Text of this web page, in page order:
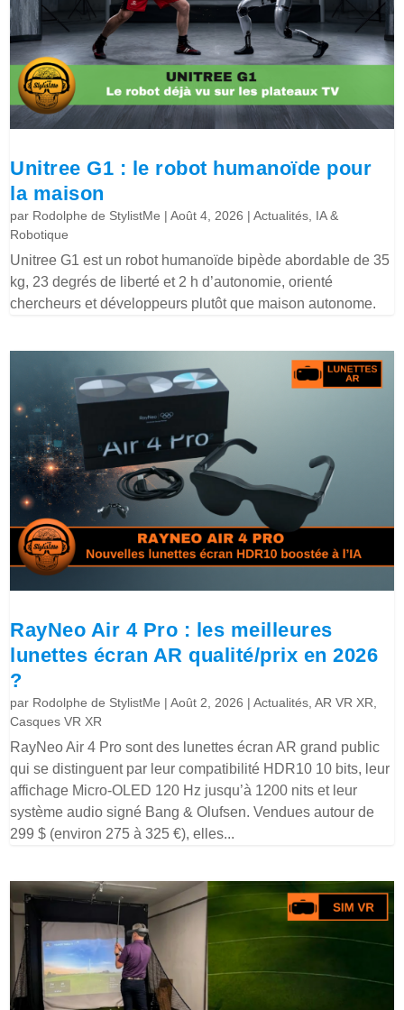
Unitree G1 : le robot humanoïde pour
la maison
par Rodolphe de StylistMe |Août 4, 2026 |Actualités IA &
Robotique
Unitree G1 est un robot humanoïde bipède abordable de 35
kg, 23 degrés de liberté et 2 h d’autonomie, orienté
chercheurs et développeurs plutôt que maison autonome.
RayNeo Air 4 Pro : les meilleures
lunettes écran AR qualité/prix en 2026
?
par Rodolphe de StylistMe |Août 2, 2026 |Actualités ,AR VR XR
Casques VR XR
RayNeo Air 4 Pro sont des lunettes écran AR grand public
qui se distinguent par leur compatibilité HDR10 10 bits, leur
affichage Micro-OLED 120 Hz jusqu’à 1200 nits et leur
système audio signé Bang & Olufsen. Vendues autour de
299 $ (environ 275 à 325 €), elles...